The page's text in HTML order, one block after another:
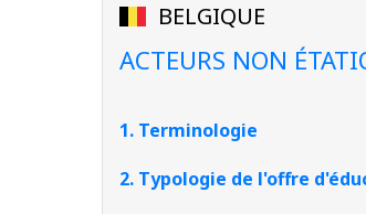
BELGIQUE
ACTEURS NON
1. Terminologie
2. Typologie de l'offre